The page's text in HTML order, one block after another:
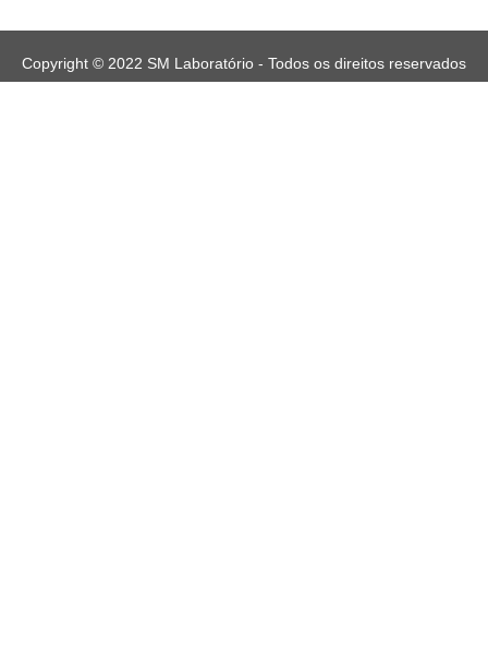
Copyright © 2022 SM Laboratório - Todos os direitos reservados